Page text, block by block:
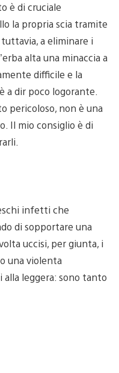
è di cruciale
la propria scia tramite
a eliminare i
alta una minaccia a
difficile e la
a dir poco logorante.
pericoloso, non è una
Il mio consiglio è di
infetti che
di sopportare una
uccisi, per giunta, i
una violenta
leggera: sono tanto